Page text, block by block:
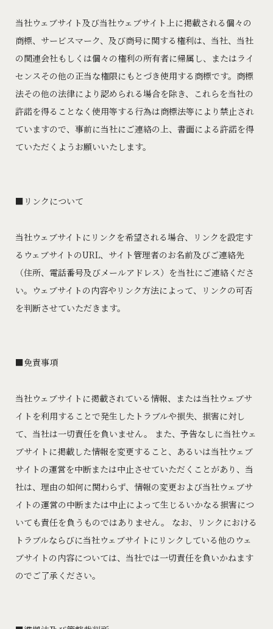
当社ウェブサイト及び当社ウェブサイト上に掲載される個々の
商標、サービスマーク、及び商号に関する権利は、当社、当社
の関連会社もしくは個々の権利の所有者に帰属し、またはライ
センスその他の正当な権限にもとづき使用する商標です。商標
法その他の法律により認められる場合を除き、これらを当社の
許諾を得ることなく使用等する行為は商標法等により禁止され
ていますので、事前に当社にご連絡の上、書面による許諾を得
ていただくようお願いいたします。
リンクについて
当社ウェブサイトにリンクを希望される場合、リンクを設定す
るウェブサイトのURL、サイト管理者のお名前及びご連絡先
（住所、電話番号及びメールアドレス）を当社にご連絡くださ
い。ウェブサイトの内容やリンク方法によって、リンクの可否
を判断させていただきます。
免責事項
当社ウェブサイトに掲載されている情報、または当社ウェブサ
イトを利用することで発生したトラブルや損失、損害に対し
て、当社は一切責任を負いません。 また、予告なしに当社ウェ
ブサイトに掲載した情報を変更すること、あるいは当社ウェブ
サイトの運営を中断または中止させていただくことがあり、当
社は、理由の如何に関わらず、情報の変更および当社ウェブサ
イトの運営の中断または中止によって生じるいかなる損害につ
いても責任を負うものではありません。 なお、リンクにおける
トラブルならびに当社ウェブサイトにリンクしている他のウェ
ブサイトの内容については、当社では一切責任を負いかねます
のでご了承ください。